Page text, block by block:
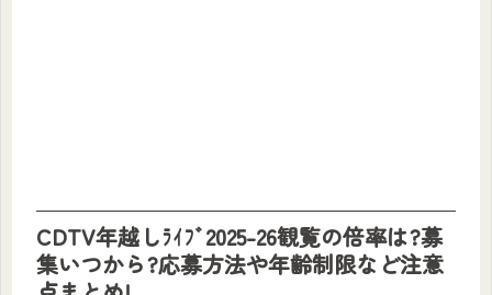
CDTV年越しﾗｲﾌﾞ2025-26観覧の倍率は?募
集いつから?応募方法や年齢制限など注意